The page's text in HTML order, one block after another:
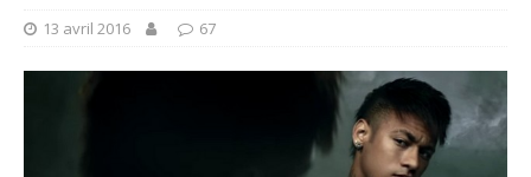
13 avril 2016 67